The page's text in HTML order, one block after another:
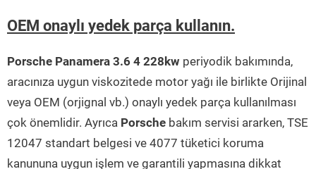
OEM onaylı yedek parça kullanın.
Porsche Panamera 3.6 4 228kw periyodik bakımında,
aracınıza uygun viskozitede motor yağı ile birlikte Orijinal
veya OEM (orjignal vb.) onaylı yedek parça kullanılması
çok önemlidir. Ayrıca Porsche bakım servisi ararken, TSE
12047 standart belgesi ve 4077 tüketici koruma
kanununa uygun işlem ve garantili yapmasına dikkat